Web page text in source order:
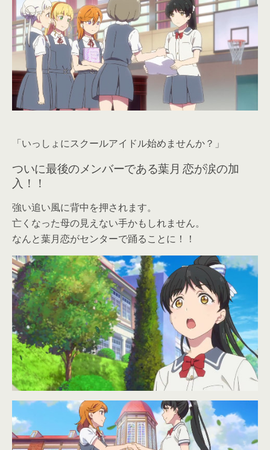
「いっしょにスクールアイドル始めませんか？」
ついに最後のメンバーである葉月 恋が涙の加
入！！
強い追い風に背中を押されます。
亡くなった母の見えない手かもしれません。
なんと葉月恋がセンターで踊ることに！！